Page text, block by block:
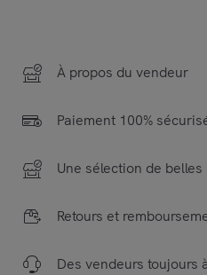
À propos du vendeur
Paiement 100%
Une sélection de belles
Retours et
Des vendeurs toujours